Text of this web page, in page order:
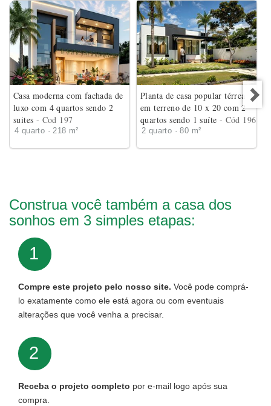
Casa moderna com fachada de
luxo com 4 quartos sendo 2
suites - Cod 197
4 quarto · 218 m²
Planta de casa popular térrea
em terreno de 10 x 20 com 2
quartos sendo 1 suíte - Cód 196
2 quarto · 80 m²
Construa você também a casa dos
sonhos em 3 simples etapas:
1
Compre este projeto pelo nosso site. Você pode comprá-
lo exatamente como ele está agora ou com eventuais
alterações que você venha a precisar.
2
Receba o projeto completo por e-mail logo após sua
compra.